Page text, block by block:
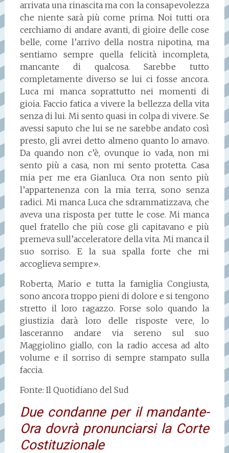
arrivata una rinascita ma con la consapevolezza
che niente sarà più come prima. Noi tutti ora
cerchiamo di andare avanti, di gioire delle cose
belle, come l’arrivo della nostra nipotina, ma
sentiamo sempre quella felicità incompleta,
mancante di qualcosa. Sarebbe tutto
completamente diverso se lui ci fosse ancora.
Luca mi manca soprattutto nei momenti di
gioia. Faccio fatica a vivere la bellezza della vita
senza di lui. Mi sento quasi in colpa di vivere. Se
avessi saputo che lui se ne sarebbe andato così
presto, gli avrei detto almeno quanto lo amavo.
Da quando non c’è, ovunque io vada, non mi
sento più a casa, non mi sento protetta. Casa
mia per me era Gianluca. Ora non sento più
l’appartenenza con la mia terra, sono senza
radici. Mi manca Luca che sdrammatizzava, che
aveva una risposta per tutte le cose. Mi manca
quel fratello che più cose gli capitavano e più
premeva sull’acceleratore della vita. Mi manca il
suo sorriso. E la sua spalla forte che mi
accoglieva sempre».
Roberta, Mario e tutta la famiglia Congiusta,
sono ancora troppo pieni di dolore e si tengono
stretto il loro ragazzo. Forse solo quando la
giustizia darà loro delle risposte vere, lo
lasceranno andare via sereno sul suo
Maggiolino giallo, con la radio accesa ad alto
volume e il sorriso di sempre stampato sulla
faccia.
Fonte: Il Quotidiano del Sud
Due condanne per il mandante-
Ora dovrà pronunciarsi la Corte
Costituzionale